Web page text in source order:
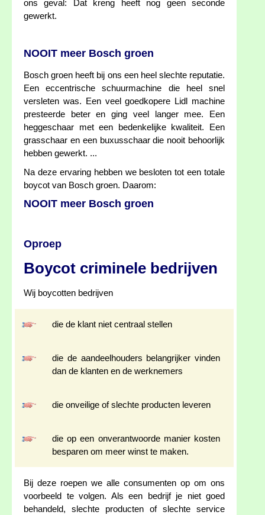
ons geval: Dat kreng heeft nog geen seconde
gewerkt.
NOOIT meer Bosch groen
Bosch groen heeft bij ons een heel slechte reputatie.
Een eccentrische schuurmachine die heel snel
versleten was. Een veel goedkopere Lidl machine
presteerde beter en ging veel langer mee. Een
heggeschaar met een bedenkelijke kwaliteit. Een
grasschaar en een buxusschaar die nooit behoorlijk
hebben gewerkt. ...
Na deze ervaring hebben we besloten tot een totale
boycot van Bosch groen. Daarom:
NOOIT meer Bosch groen
Oproep
Boycot criminele bedrijven
Wij boycotten bedrijven
die de klant niet centraal stellen
die de aandeelhouders belangrijker vinden
dan de klanten en de werknemers
die onveilige of slechte producten leveren
die op een onverantwoorde manier kosten
besparen om meer winst te maken.
Bij deze roepen we alle consumenten op om ons
voorbeeld te volgen. Als een bedrijf je niet goed
behandeld, slechte producten of slechte service